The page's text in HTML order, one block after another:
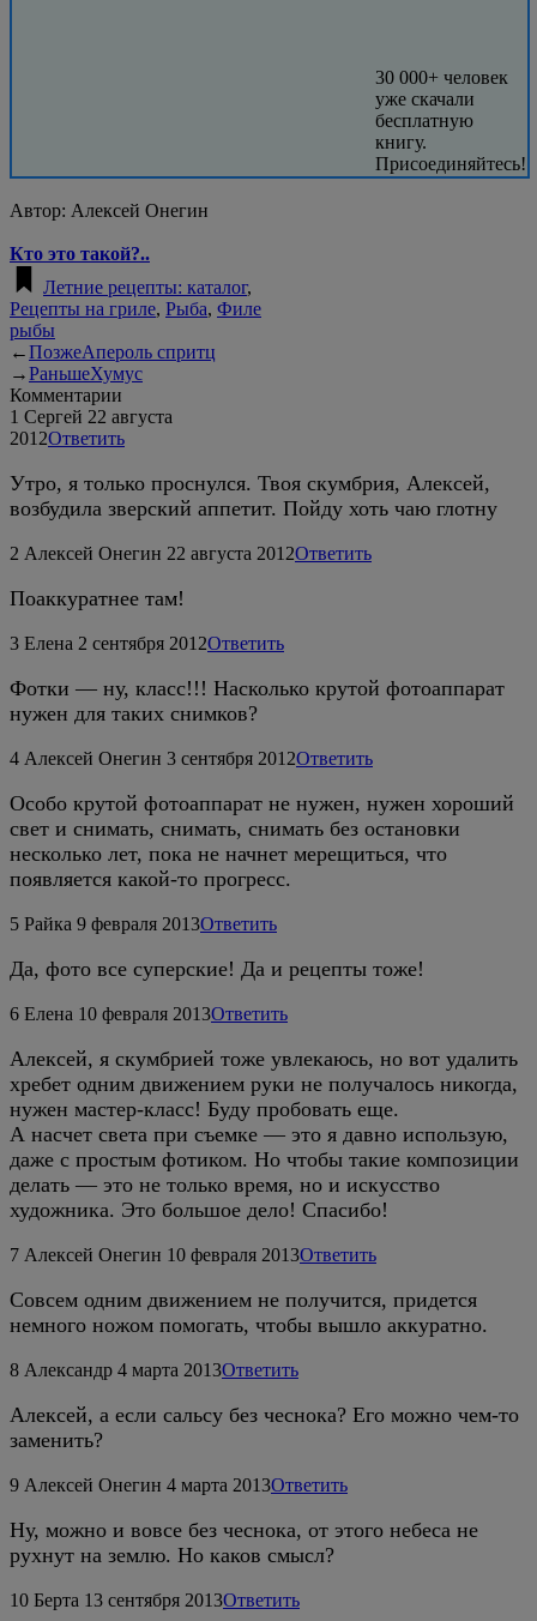
30 000+ человек
уже скачали
бесплатную
книгу.
Присоединяйтесь!
Автор: Алексей Онегин
Кто это такой?..
Летние рецепты: каталог,
Рецепты на гриле, Рыба, Филе
рыбы
←ПозжеАпероль спритц
→РаньшеХумус
Комментарии
1 Сергей 22 августа
2012Ответить
Утро, я только проснулся. Твоя скумбрия, Алексей,
возбудила зверский аппетит. Пойду хоть чаю глотну
2 Алексей Онегин 22 августа 2012Ответить
Поаккуратнее там!
3 Елена 2 сентября 2012Ответить
Фотки — ну, класс!!! Насколько крутой фотоаппарат
нужен для таких снимков?
4 Алексей Онегин 3 сентября 2012Ответить
Особо крутой фотоаппарат не нужен, нужен хороший
свет и снимать, снимать, снимать без остановки
несколько лет, пока не начнет мерещиться, что
появляется какой-то прогресс.
5 Райка 9 февраля 2013Ответить
Да, фото все суперские! Да и рецепты тоже!
6 Елена 10 февраля 2013Ответить
Алексей, я скумбрией тоже увлекаюсь, но вот удалить
хребет одним движением руки не получалось никогда,
нужен мастер-класс! Буду пробовать еще.
А насчет света при съемке — это я давно использую,
даже с простым фотиком. Но чтобы такие композиции
делать — это не только время, но и искусство
художника. Это большое дело! Спасибо!
7 Алексей Онегин 10 февраля 2013Ответить
Совсем одним движением не получится, придется
немного ножом помогать, чтобы вышло аккуратно.
8 Александр 4 марта 2013Ответить
Алексей, а если сальсу без чеснока? Его можно чем-то
заменить?
9 Алексей Онегин 4 марта 2013Ответить
Ну, можно и вовсе без чеснока, от этого небеса не
рухнут на землю. Но каков смысл?
10 Берта 13 сентября 2013Ответить